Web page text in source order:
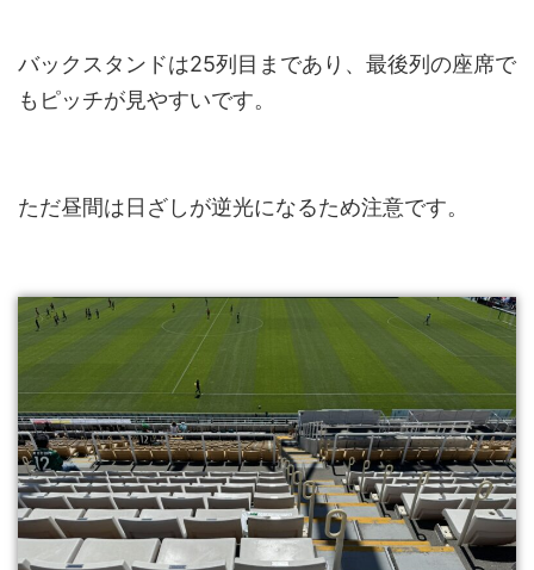
バックスタンドは25列目まであり、最後列の座席で
もピッチが見やすいです。
ただ昼間は日ざしが逆光になるため注意です。